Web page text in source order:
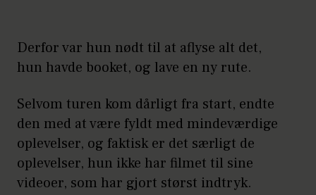
Derfor var hun nødt til at aflyse alt det,
hun havde booket, og lave en ny rute.
Selvom turen kom dårligt fra start, endte
den med at være fyldt med mindeværdige
oplevelser, og faktisk er det særligt de
oplevelser, hun ikke har filmet til sine
videoer, som har gjort størst indtryk.